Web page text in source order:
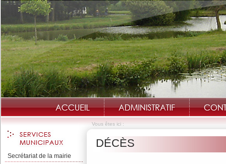
Vous êtes ici :
Secrétariat de la mairie
DÉCÈS